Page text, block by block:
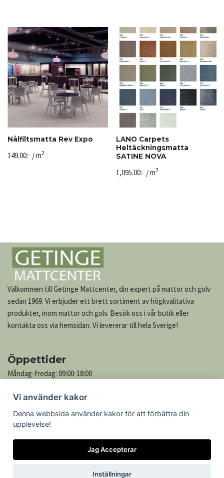
Nålfiltsmatta Rev Expo
149.00:- / m2
LANO Carpets
Heltäckningsmatta
SATINE NOVA
1,095.00:- / m2
Välkommen till Getinge Mattcenter, din expert på mattor och golv
sedan 1969. Vi erbjuder ett brett sortiment av högkvalitativa
produkter, inom mattor och golv. Besök oss i vår butik eller
kontakta oss via hemsidan. Vi levererar till hela Sverige!
Öppettider
Måndag-fredag: 09:00-18:00
Söndag: Stängt
Kontakta oss
Vi använder kakor
Denna webbsida använder kakor för att förbättra din
upplevelse!
Jag Accepterar
Inställningar